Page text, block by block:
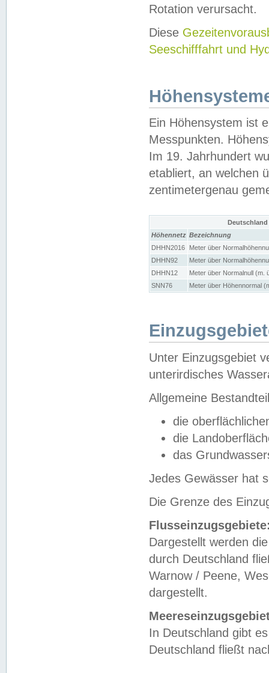
Rotation verursacht.
Diese
Seeschifffahrt und
Ein Höhensystem ist
Messpunkten.
Im 19. Jahrhundert
etabliert, an welchen
zentimetergenau
Höhennetz Bezeichnung
DHHN2016
Meter über
DHHN92
Meter über
DHHN12
Meter über Normalnull (m.
SNN76
Meter über Höhennormal
Unter Einzugsgebiet
unterirdisches
Allgemeine
die
die
das
Jedes Gewässer hat
Die Grenze des
Dargestellt werden
durch Deutschland
Warnow / Peene,
dargestellt.
In Deutschland gibt
Deutschland fließt